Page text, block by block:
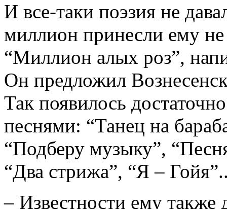
И все-таки поэзия не
миллион принесли ему
“Миллион алых роз”,
Он предложил
Так появилось
песнями: “Танец на
“Подберу музыку”,
“Два стрижа”, “Я –
– Известности ему